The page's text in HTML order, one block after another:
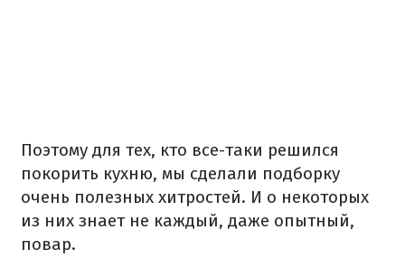
Поэтому для тех, кто все-таки решился
покорить кухню, мы сделали подборку
очень полезных хитростей. И о некоторых
из них знает не каждый, даже опытный,
повар.